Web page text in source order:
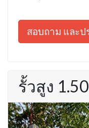
สอบถาม และป
รั้วสูง